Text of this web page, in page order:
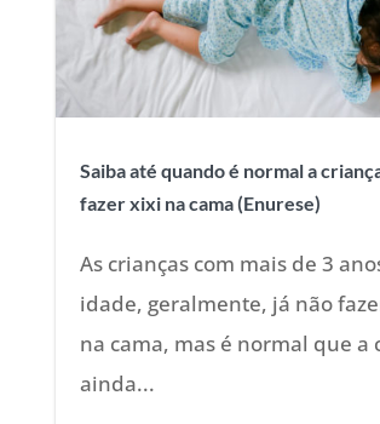
Saiba até quando é normal a
fazer xixi na cama (Enurese)
As crianças com mais de 3
idade, geralmente, já não
na cama, mas é normal que a
ainda...